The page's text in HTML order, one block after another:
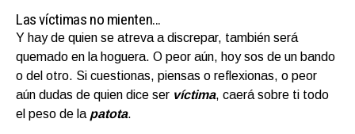
Las víctimas no mienten…
Y hay de quien se atreva a discrepar, también será
quemado en la hoguera. O peor aún, hoy sos de un bando
o del otro. Si cuestionas, piensas o reflexionas, o peor
aún dudas de quien dice ser víctima, caerá sobre ti todo
el peso de la patota.